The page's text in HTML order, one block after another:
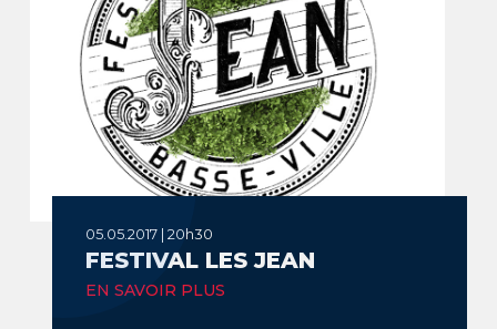
05.05.2017 | 20h30
FESTIVAL LES JEAN
EN SAVOIR PLUS